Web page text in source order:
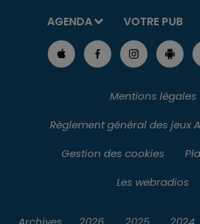
AGENDA
VOTRE PUB
Mentions légales
Règlement général des jeux
Gestion des cookies
Les webradios